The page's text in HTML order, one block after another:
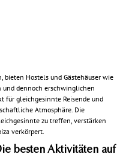
bieten Hostels und Gästehäuser wie
dennoch erschwinglichen
für gleichgesinnte Reisende und
Atmosphäre. Die
zu treffen, verstärken
verkörpert.
besten Aktivitäten auf